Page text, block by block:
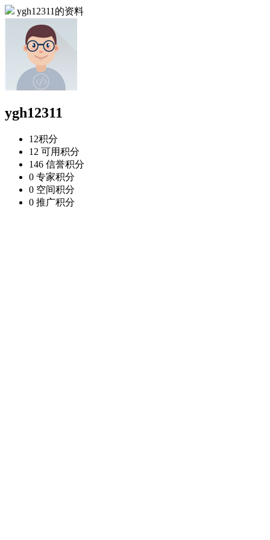
ygh12311的资料
ygh12311
12积分
12 可用积分
146 信誉积分
0 专家积分
0 空间积分
0 推广积分